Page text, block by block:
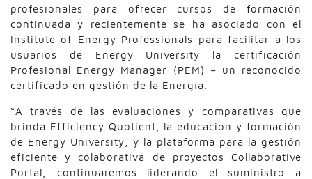
profesionales para ofrecer cursos de formación
continuada y recientemente se ha asociado con el
Institute of Energy Professionals para facilitar a los
usuarios de Energy University la certificación
Profesional Energy Manager (PEM) – un reconocido
certificado en gestión de la Energía.
“A través de las evaluaciones y comparativas que
brinda Efficiency Quotient, la educación y formación
de Energy University, y la plataforma para la gestión
eficiente y colaborativa de proyectos Collaborative
Portal, continuaremos liderando el suministro a